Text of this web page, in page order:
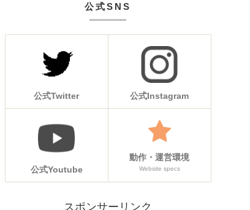
公式SNS
公式Twitter 公式Instagram
公式Youtube
動作・運営環境
Website specs
スポンサーリンク